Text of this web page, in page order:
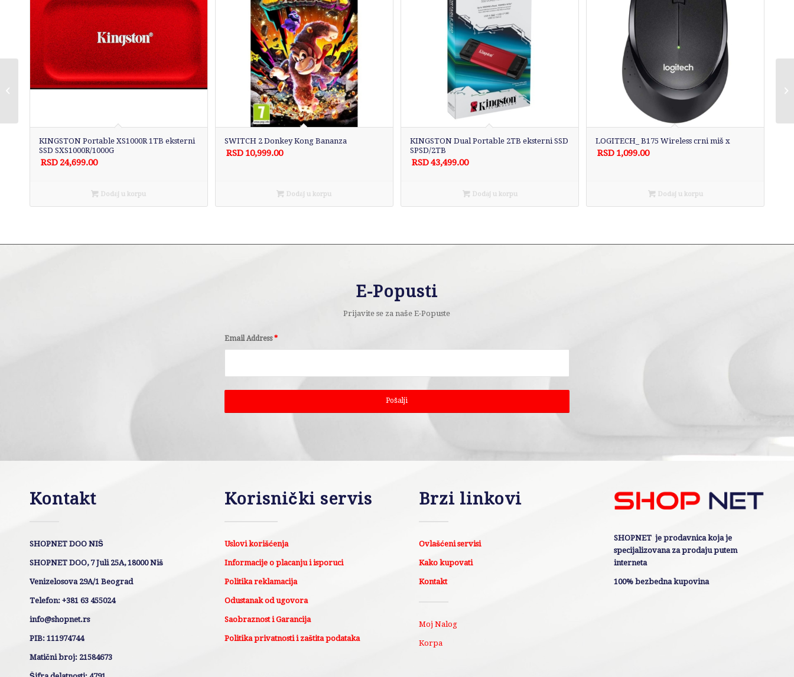
KINGSTON Portable XS1000R 1TB eksterni
SSD SXS1000R/1000G
RSD 24,699.00
Dodaj u korpu
SWITCH 2 Donkey Kong Bananza
RSD 10,999.00
Dodaj u korpu
KINGSTON Dual Portable 2TB eksterni SSD
SPSD/2TB
RSD43,499.00
Dodaj u korpu
LOGITECH_ B175 Wireless crni miš x
RSD 1,099.00
Dodaj u korpu
E-Popusti
Prijavite se za naše E-Popuste
Email Address*
Kontakt
SHOPNET DOO NIŠ
SHOPNET DOO, 7 Juli 25A, 18000 Niš
Venizelosova 29A/1 Beograd
Telefon: +381 63 455024
info@shopnet.rs
PIB: 111974744
Matični broj: 21584673
Korisnički servis
Uslovi korišćenja
Informacije o placanju i isporuci
Politika reklamacija
Odustanak od ugovora
Saobraznost i Garancija
Politika privatnosti i zaštita podataka
Brzi linkovi
Ovlašćeni servisi
Kako kupovati
Kontakt
Moj Nalog
Korpa
SHOPNET je prodavnica koja je
specijalizovana za prodaju putem
interneta
100% bezbedna kupovina
DELL 27 inch P2726H
120Hz Professional